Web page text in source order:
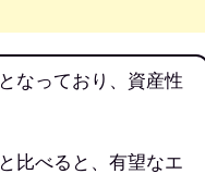
となっており、資産性
と比べると、有望なエ